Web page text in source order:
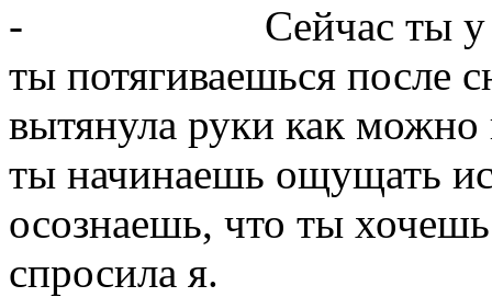
- Сейчас ты у меня
ты потягиваешься после
вытянула руки как
ты начинаешь ощущать
осознаешь, что ты
спросила я.